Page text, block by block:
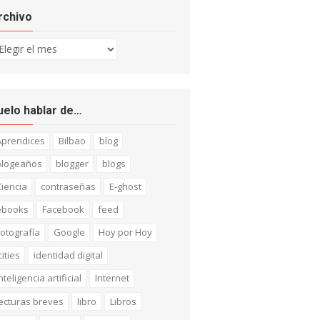
hablar de…
Bilbao
blog
blogger
blogs
contraseñas
E-ghost
Facebook
feed
Google
Hoy por Hoy
identidad digital
artificial
Internet
breves
libro
Libros